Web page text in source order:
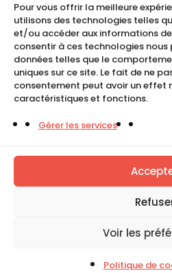
Pour vous offrir la meilleure
utilisons des technologies telles
et/ou accéder aux informations
consentir à ces technologies
données telles que le
uniques sur ce site. Le fait de ne
consentement peut avoir un effet
caractéristiques et fonctions.
Gérer les services
Voir les
Politique de
Mentions légales
Politique de cookies (UE)
COMPACT
95195 BP30523
0033(0)1 34 04 76 51